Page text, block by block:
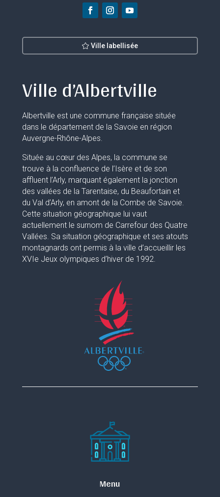
Ville labellisée
Ville d’Albertville
Albertville est une commune française située
dans le département de la Savoie en région
Auvergne-Rhône-Alpes.
Située au cœur des Alpes, la commune se
trouve à la confluence de l’Isère et de son
affluent l’Arly, marquant également la jonction
des vallées de la Tarentaise, du Beaufortain et
du Val d’Arly, en amont de la Combe de Savoie.
Cette situation géographique lui vaut
actuellement le surnom de Carrefour des Quatre
Vallées. Sa situation géographique et ses atouts
montagnards ont permis à la ville d’accueillir les
XVIe Jeux olympiques d’hiver de 1992.
Menu